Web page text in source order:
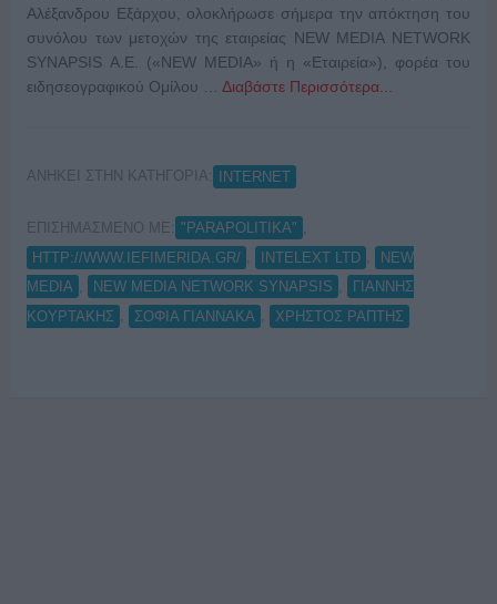
Αλέξανδρου Εξάρχου, ολοκλήρωσε σήμερα την απόκτηση του
συνόλου των μετοχών της εταιρείας NEW MEDIA NETWORK
SYNAPSIS Α.Ε. («NEW MEDIA» ή η «Εταιρεία»), φορέα του
ειδησεογραφικού Ομίλου … Διαβάστε Περισσότερα...
ΑΝΗΚΕΙ ΣΤΗΝ ΚΑΤΗΓΟΡΙΑ: INTERNET
ΕΠΙΣΗΜΑΣΜΕΝΟ ΜΕ: "PARAPOLITIKA"
HTTP://WWW.IEFIMERIDA.GR/
INTELEXT LTD
NEW
MEDIA
NEW MEDIA NETWORK SYNAPSIS
ΓΙΑΝΝΗΣ
ΚΟΥΡΤΑΚΗΣ
ΣΟΦΙΑ ΓΙΑΝΝΑΚΑ ΧΡΗΣΤΟΣ ΡΑΠΤΗΣ